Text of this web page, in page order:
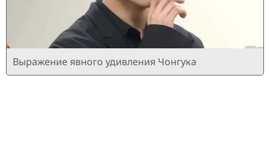
Выражение явного удивления Чонгука